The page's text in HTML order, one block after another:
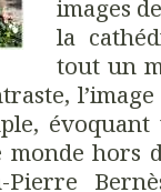
images
la
tout un
monde hors
Pierre